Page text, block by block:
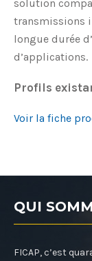
solution
transmissions
longue durée
d’applications.
Profils
Voir la fiche
QUI
FICAP, c’est